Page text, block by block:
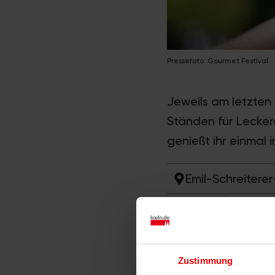
Zustimmung
Pressefoto: Gourmet Festival
Jeweils am
Ständen für
genießt ihr einmal
Emil-
Mehr Infos zu: